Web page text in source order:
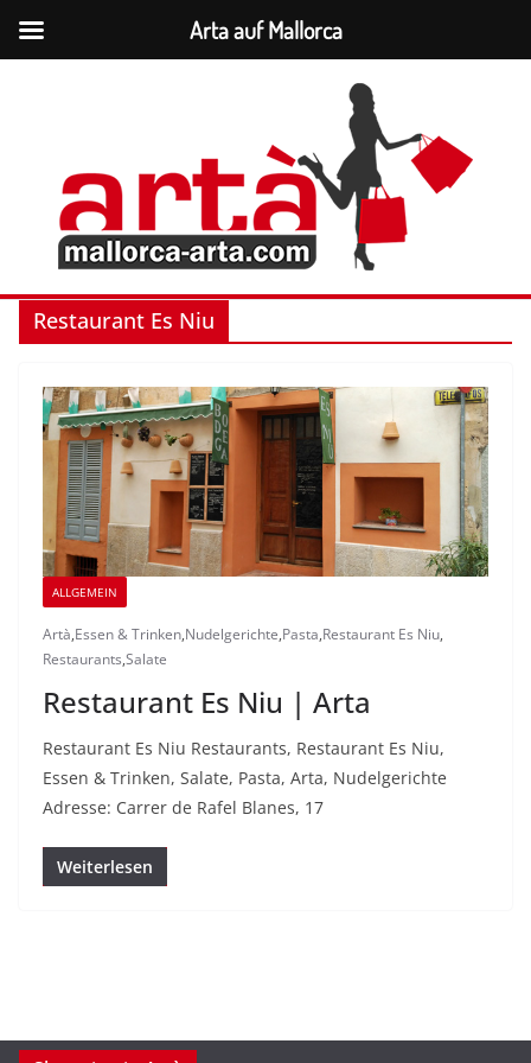
Restaurant Es Niu
ALLGEMEIN
Artà,Essen & Trinken,Nudelgerichte,Pasta,Restaurant Es Niu,
Restaurants,Salate
Restaurant Es Niu | Arta
Restaurant Es Niu Restaurants, Restaurant Es Niu,
Essen & Trinken, Salate, Pasta, Arta, Nudelgerichte
Adresse: Carrer de Rafel Blanes, 17
Weiterlesen
Arta auf Mallorca